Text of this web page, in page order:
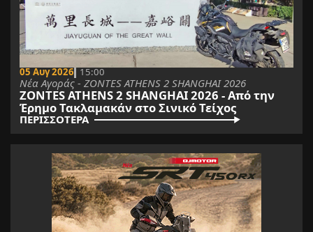
05 Αυγ 2026 15:00
Νέα Αγοράς - ZONTES ATHENS 2 SHANGHAI 2026
ZONTES ATHENS 2 SHANGHAI 2026 - Από την
Έρημο Τακλαμακάν στo Σινικό Τείχος
ΠΕΡΙΣΣΟΤΕΡΑ